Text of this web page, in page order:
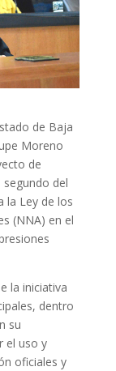
de Baja
Moreno
de
del
la Ley de los
(NNA) en el
la iniciativa
dentro
su
el uso y
oficiales y